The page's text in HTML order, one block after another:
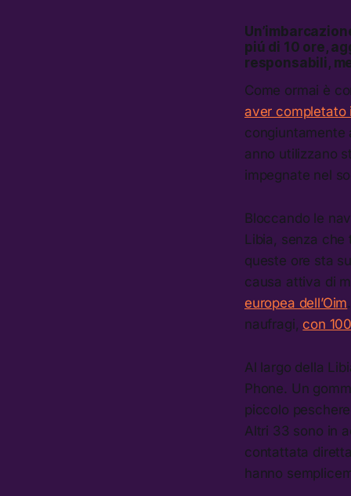
piú di 10 ore,
responsabili,
Come ormai è
aver completato
congiuntamente
anno utilizzano
impegnate nel
Bloccando le
Libia, senza
queste ore sta
causa attiva di
europea dell’Oim
naufragi, con
Al largo della
Phone. Un
piccolo
Altri 33 sono in
contattata
hanno